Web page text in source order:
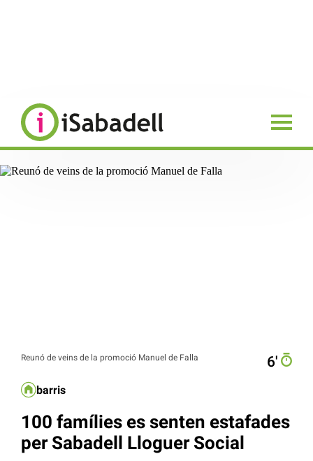
Reunó de veins de la promoció Manuel de Falla 6′
barris
100 famílies es senten estafades
per Sabadell Lloguer Social